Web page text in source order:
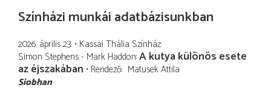
Színházi munkái adatbázisunkban
2026. április 23. Kassai Thália Színház
Simon Stephens - Mark Haddon A kutya különös esete
az éjszakában Rendező Matusek Attila
Siobhan